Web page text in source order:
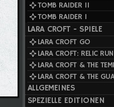
TOMB RAIDER II
TOMB RAIDER I
LARA CROFT - SPIELE
LARA CROFT GO
LARA CROFT: RELIC RUN
LARA CROFT & THE
LARA CROFT & THE
ALLGEMEINES
SPEZIELLE EDITIONEN